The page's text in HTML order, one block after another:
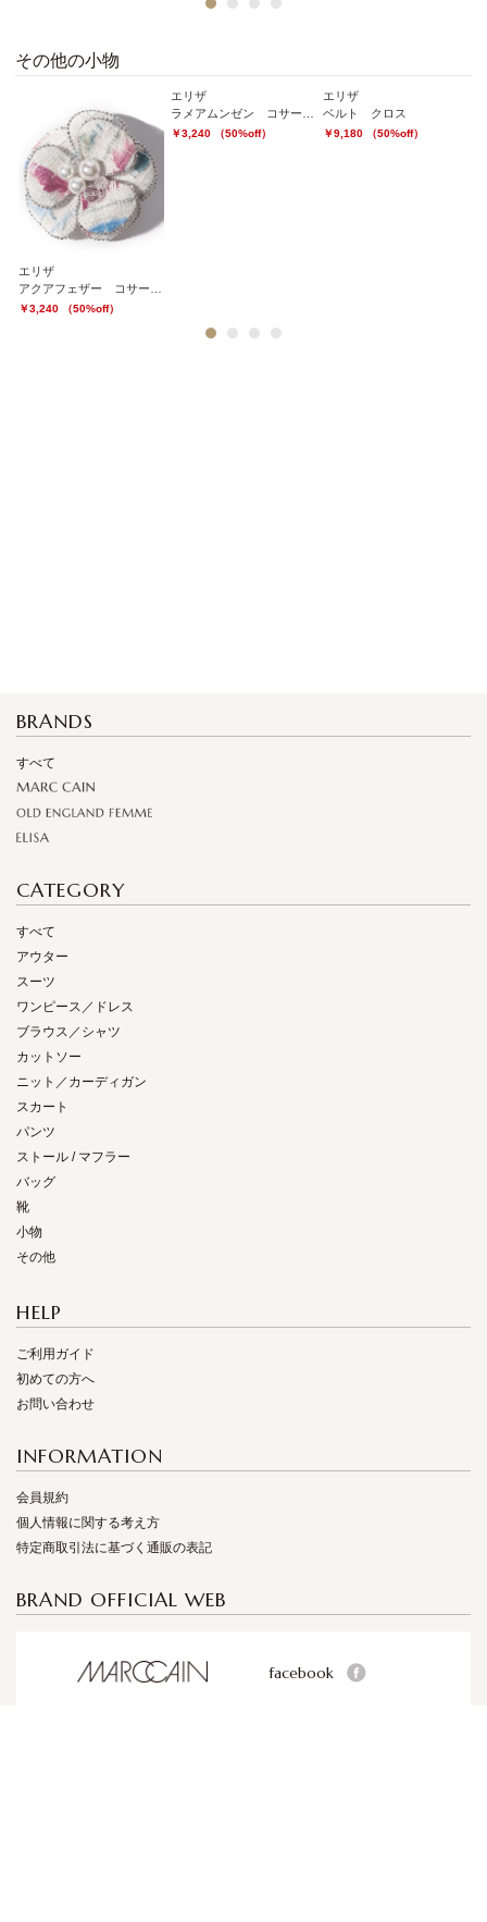
2 3 4
その他の小物
エリザ
￥3,240 （50%off）
エリザ
￥3,240 （50%off）
エリザ
ベルト クロス
￥9,180 （50%off）
2 3 4
BRANDS
すべて
CATEGORY
すべて
アウター
スーツ
ワンピース／ドレス
ブラウス／シャツ
カットソー
ニット／カーディガン
スカート
パンツ
ストール / マフラー
バッグ
靴
小物
その他
HELP
ご利用ガイド
初めての方へ
お問い合わせ
INFORMATION
会員規約
個人情報に関する考え方
特定商取引法に基づく通販の表記
BRAND OFFICIAL WEB
facebook